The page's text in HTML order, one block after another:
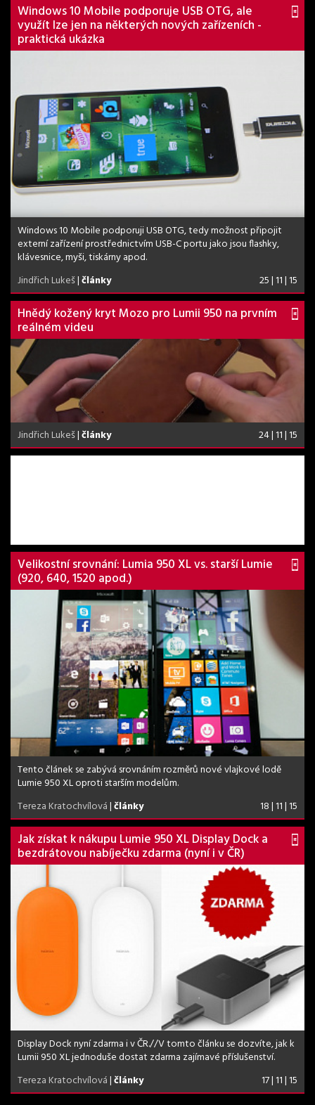
Windows 10 Mobile podporuje USB OTG, ale
využít lze jen na některých nových zařízeních -
praktická ukázka
Windows 10 Mobile podporuji USB OTG, tedy možnost připojit
externí zařízení prostřednictvím USB-C portu jako jsou flashky,
klávesnice, myši, tiskárny apod.
Jindřich Lukeš|články 25 | 11 | 15
Hnědý kožený kryt Mozo pro Lumii 950 na prvním
reálném videu
Jindřich Lukeš|články 24 | 11 | 15
Velikostní srovnání: Lumia 950 XL vs. starší Lumie
(920, 640, 1520 apod.)
Tento článek se zabývá srovnáním rozměrů nové vlajkové lodě
Lumie 950 XL oproti starším modelům.
Tereza Kratochvílová|články 18 | 11 | 15
Jak získat k nákupu Lumie 950 XL Display Dock a
bezdrátovou nabíječku zdarma (nyní i v ČR)
Display Dock nyní zdarma i v ČR.//V tomto článku se dozvíte, jak k
Lumii 950 XL jednoduše dostat zdarma zajímavé příslušenství.
Tereza Kratochvílová|články 17 | 11 | 15